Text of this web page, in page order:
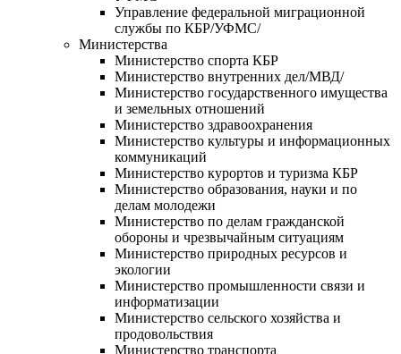
Управление федеральной миграционной
службы по КБР/УФМС/
Министерства
Министерство спорта КБР
Министерство внутренних дел/МВД/
Министерство государственного имущества
и земельных отношений
Министерство здравоохранения
Министерство культуры и информационных
коммуникаций
Министерство курортов и туризма КБР
Министерство образования, науки и по
делам молодежи
Министерство по делам гражданской
обороны и чрезвычайным ситуациям
Министерство природных ресурсов и
экологии
Министерство промышленности связи и
информатизации
Министерство сельского хозяйства и
продовольствия
Министерство транспорта